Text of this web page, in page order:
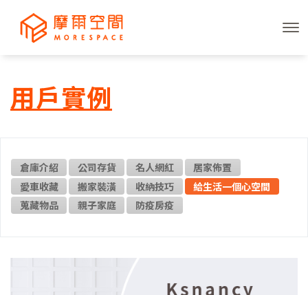
摩
爾
空
間
用
戶
用戶實例
倉庫介紹 公司存貨 名人網紅
居家佈置
愛車收藏
搬家裝潢 收納技巧
給生活一個心空間
蒐藏物品
親子家庭 防疫房疫